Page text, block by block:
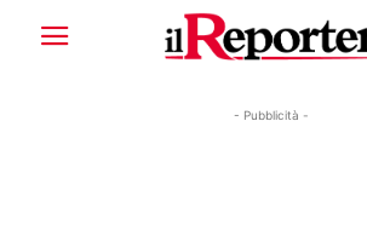
- Pubblicità -